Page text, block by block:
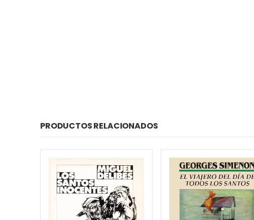
PRODUCTOS RELACIONADOS